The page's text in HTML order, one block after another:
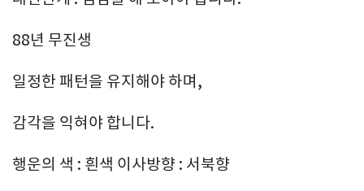
88년 무진생
일정한 패턴을 유지해야 하며,
감각을 익혀야 합니다.
행운의 색 : 흰색 이사방향 : 서북향